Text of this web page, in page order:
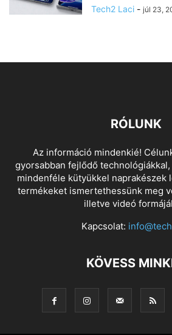
Tech2 Laci - júl 23,
RÓLUNK
Az információ mindenkié!
gyorsabban fejlődő
mindenféle kütyükkel naprakészek
termékeket ismertethessünk meg
illetve videó
Kapcsolat:
KÖVESS